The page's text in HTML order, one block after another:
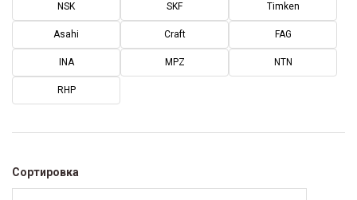
NSK SKF Timken
Asahi Craft FAG
INA MPZ NTN
RHP
Сортировка